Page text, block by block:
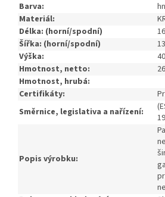
Barva:
Materiál:
Délka: (horní/spodní)
Šířka: (horní/spodní)
Výška:
Hmotnost, netto:
Hmotnost, hrubá:
Certifikáty:
Směrnice, legislativa a nařízení:
Popis výrobku: